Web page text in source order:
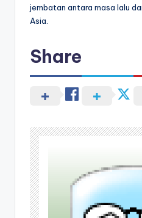
jembatan antara masa lalu
Asia.
Share